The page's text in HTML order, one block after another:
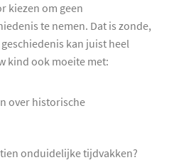
kiezen om geen
te nemen. Dat is zonde,
kan juist heel
kind ook moeite met:
over historische
onduidelijke tijdvakken?